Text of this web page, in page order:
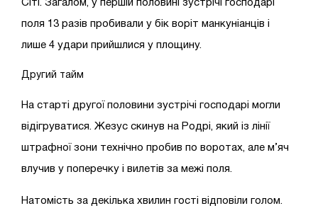
Сіті. Загалом, у першій половині зустрічі господарі
поля 13 разів пробивали у бік воріт манкуніанців і
лише 4 удари прийшлися у площину.
Другий тайм
На старті другої половини зустрічі господарі могли
відігруватися. Жезус скинув на Родрі, який із лінії
штрафної зони технічно пробив по воротах, але м’яч
влучив у поперечку і вилетів за межі поля.
Натомість за декілька хвилин гості відповіли голом.